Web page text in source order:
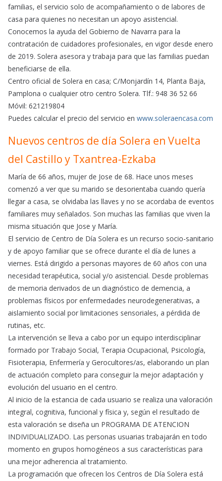
familias, el servicio solo de acompañamiento o de labores de
casa para quienes no necesitan un apoyo asistencial.
Conocemos la ayuda del Gobierno de Navarra para la
contratación de cuidadores profesionales, en vigor desde enero
de 2019. Solera asesora y trabaja para que las familias puedan
beneficiarse de ella.
Centro oficial de Solera en casa; C/Monjardín 14, Planta Baja,
Pamplona o cualquier otro centro Solera. Tlf.: 948 36 52 66
Móvil: 621219804
Puedes calcular el precio del servicio en www.soleraencasa.com
Nuevos centros de día Solera en Vuelta
del Castillo y Txantrea-Ezkaba
María de 66 años, mujer de Jose de 68. Hace unos meses
comenzó a ver que su marido se desorientaba cuando quería
llegar a casa, se olvidaba las llaves y no se acordaba de eventos
familiares muy señalados. Son muchas las familias que viven la
misma situación que Jose y María.
El servicio de Centro de Día Solera es un recurso socio-sanitario
y de apoyo familiar que se ofrece durante el día de lunes a
viernes. Está dirigido a personas mayores de 60 años con una
necesidad terapéutica, social y/o asistencial. Desde problemas
de memoria derivados de un diagnóstico de demencia, a
problemas físicos por enfermedades neurodegenerativas, a
aislamiento social por limitaciones sensoriales, a pérdida de
rutinas, etc.
La intervención se lleva a cabo por un equipo interdisciplinar
formado por Trabajo Social, Terapia Ocupacional, Psicología,
Fisioterapia, Enfermería y Gerocultores/as, elaborando un plan
de actuación completo para conseguir la mejor adaptación y
evolución del usuario en el centro.
Al inicio de la estancia de cada usuario se realiza una valoración
integral, cognitiva, funcional y física y, según el resultado de
esta valoración se diseña un PROGRAMA DE ATENCION
INDIVIDUALIZADO. Las personas usuarias trabajarán en todo
momento en grupos homogéneos a sus características para
una mejor adherencia al tratamiento.
La programación que ofrecen los Centros de Día Solera está